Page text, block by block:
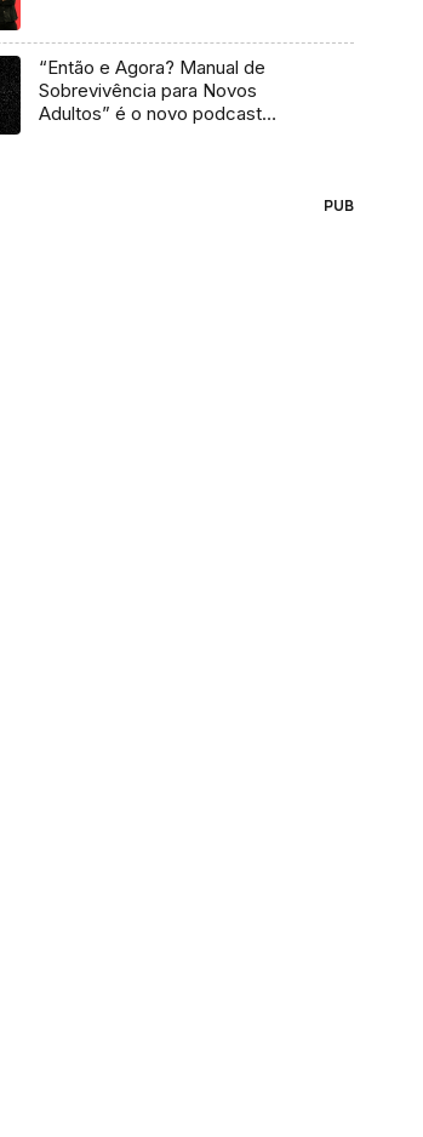
“Então e Agora? Manual de
Sobrevivência para Novos
Adultos” é o novo podcast
PUB